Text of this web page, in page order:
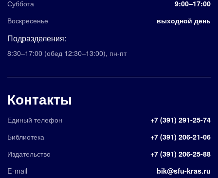
Суббота 9:00–17:00
Воскресенье выходной день
Подразделения:
8:30–17:00 (обед 12:30–13:00), пн-пт
Контакты
Единый телефон +7 (391) 291-25-74
Библиотека +7 (391) 206-21-06
Издательство +7 (391) 206-25-88
E-mail bik@sfu-kras.ru